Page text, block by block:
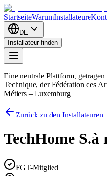
StartseiteWarumInstallateure
DE
Installateur finden
Eine neutrale Plattform,
Technique, der Fédération des
Métiers – Luxemburg
Zurück zu den Installateuren
TechHome S.à
FGT-Mitglied